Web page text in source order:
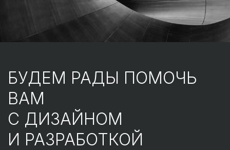
БУДЕМ РАДЫ ПОМОЧЬ
ВАМ
С ДИЗАЙНОМ
И РАЗРАБОТКОЙ